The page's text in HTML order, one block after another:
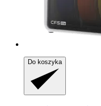
Do koszyka